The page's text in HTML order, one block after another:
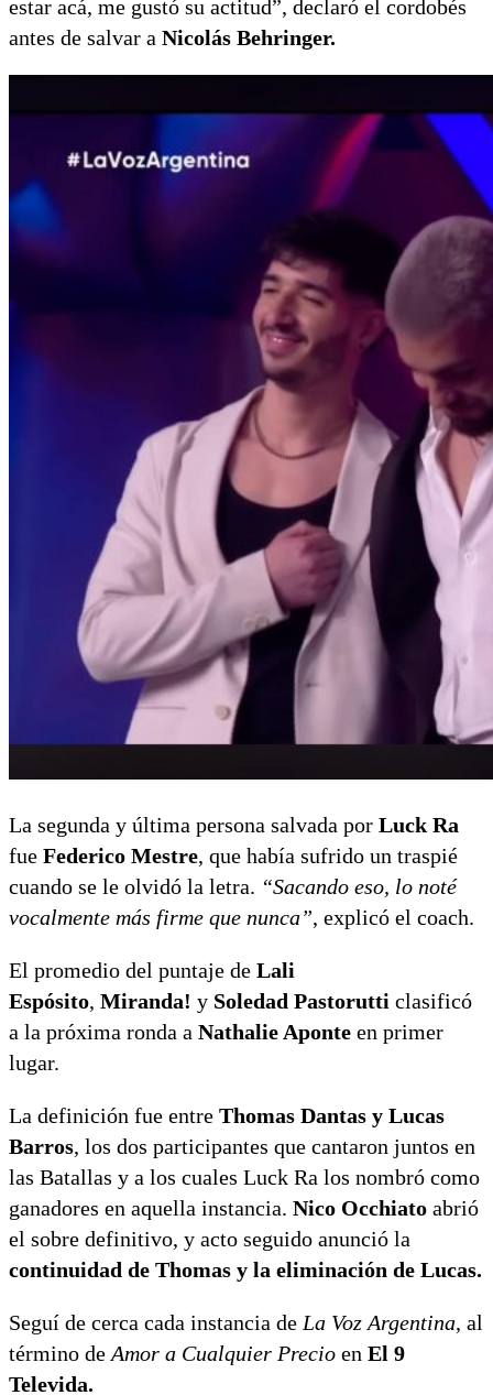
estar acá, me gustó su actitud”, declaró el cordobés
antes de salvar a Nicolás Behringer.
La segunda y última persona salvada por Luck Ra
fue Federico Mestre, que había sufrido un traspié
cuando se le olvidó la letra. “Sacando eso, lo noté
vocalmente más firme que nunca”, explicó el coach.
El promedio del puntaje de Lali
Espósito, Miranda! y Soledad Pastorutti clasificó
a la próxima ronda a Nathalie Aponte en primer
lugar.
La definición fue entre Thomas Dantas y Lucas
Barros, los dos participantes que cantaron juntos en
las Batallas y a los cuales Luck Ra los nombró como
ganadores en aquella instancia. Nico Occhiato abrió
el sobre definitivo, y acto seguido anunció la
continuidad de Thomas y la eliminación de Lucas.
Seguí de cerca cada instancia de La Voz Argentina, al
término de Amor a Cualquier Precio en El 9
Televida.